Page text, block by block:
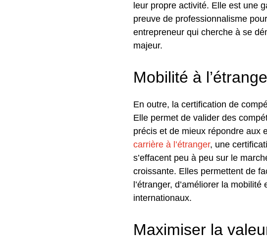
leur propre activité. Elle est une
preuve de professionnalisme
entrepreneur qui cherche à se
majeur.
Mobilité à
En outre, la certification de
Elle permet de valider des
précis et de mieux répondre aux
carrière à l’étranger, une
s’effacent peu à peu sur le
croissante. Elles permettent de
l’étranger, d’améliorer la
internationaux.
Maximiser la